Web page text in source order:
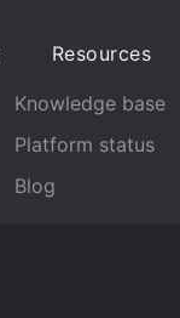
Resources
Knowledge base
Platform status
Blog